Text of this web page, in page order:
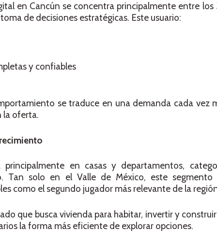
en Cancún se concentra principalmente entre
de decisiones estratégicas. Este usuario:
y confiables
se traduce en una demanda cada vez
la oferta.
en casas y departamentos,
Tan solo en el Valle de México, este segmento
como el segundo jugador más relevante de la
que busca vivienda para habitar, invertir y
la forma más eficiente de explorar opciones.